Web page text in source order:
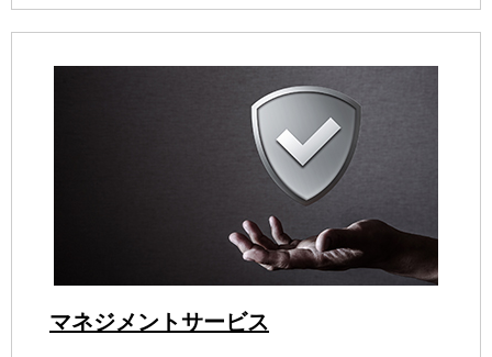
マネジメントサービス